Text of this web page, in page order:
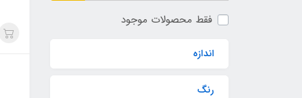
فقط محصولات موجود
اندازه
رنگ